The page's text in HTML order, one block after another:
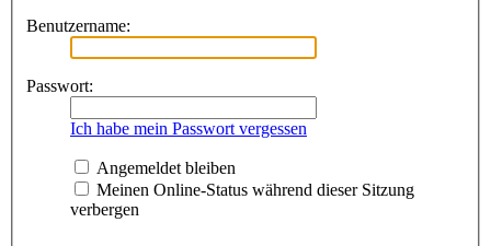
Benutzername:
Passwort:
Ich habe mein Passwort vergessen
Angemeldet bleiben
Meinen Online-Status während dieser Sitzung
verbergen